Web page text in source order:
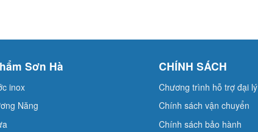
Sơn Hà
inox
Năng
CHÍNH SÁCH
Chương trình hỗ trợ đại lý
Chính sách vận chuyển
Chính sách bảo hành